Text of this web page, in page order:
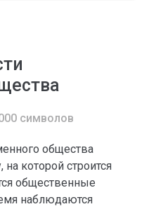
символов
общества
которой строится
общественные
наблюдаются